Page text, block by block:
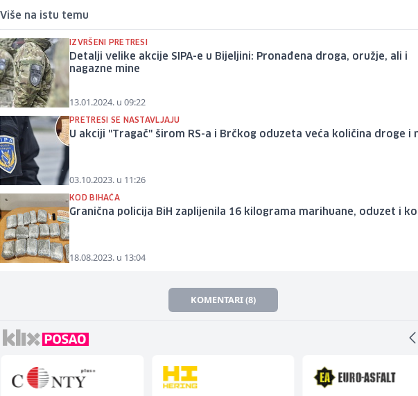
Više na istu temu
IZVRŠENI PRETRESI
Detalji velike akcije SIPA-e u Bijeljini: Pronađena droga, oružje, ali i
nagazne mine
13.01.2024. u 09:22
PRETRESI SE NASTAVLJAJU
U akciji "Tragač" širom RS-a i Brčkog oduzeta veća količina droge i
03.10.2023. u 11:26
KOD BIHAĆA
Granična policija BiH zaplijenila 16 kilograma marihuane, oduzet i
18.08.2023. u 13:04
KOMENTARI (8)